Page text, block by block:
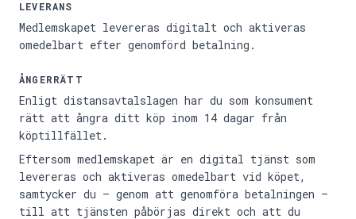
LEVERANS
Medlemskapet levereras digitalt och aktiveras
omedelbart efter genomförd betalning.
ÅNGERRÄTT
Enligt distansavtalslagen har du som konsument
rätt att ångra ditt köp inom 14 dagar från
köptillfället.
Eftersom medlemskapet är en digital tjänst som
levereras och aktiveras omedelbart vid köpet,
samtycker du — genom att genomföra betalningen —
till att tjänsten påbörjas direkt och att du